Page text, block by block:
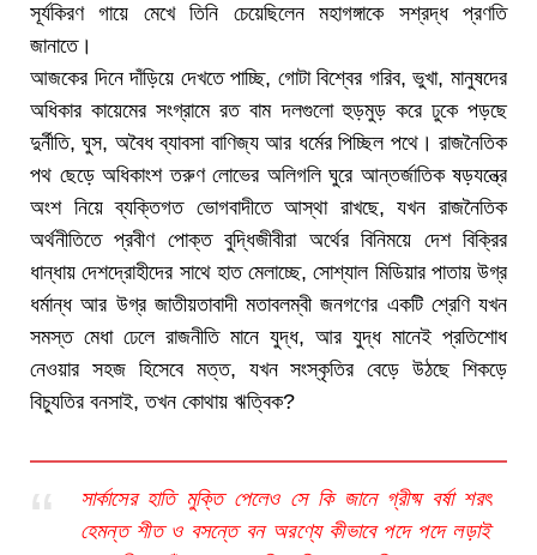
সূর্যকিরণ গায়ে মেখে তিনি চেয়েছিলেন মহাগঙ্গাকে সশ্রদ্ধ প্রণতি
জানাতে।
আজকের দিনে দাঁড়িয়ে দেখতে পাচ্ছি, গোটা বিশ্বের গরিব, ভুখা, মানুষদের
অধিকার কায়েমের সংগ্রামে রত বাম দলগুলো হুড়মুড় করে ঢুকে পড়ছে
দুর্নীতি, ঘুস, অবৈধ ব্যাবসা বাণিজ্য আর ধর্মের পিচ্ছিল পথে। রাজনৈতিক
পথ ছেড়ে অধিকাংশ তরুণ লোভের অলিগলি ঘুরে আন্তর্জাতিক ষড়যন্ত্রে
অংশ নিয়ে ব্যক্তিগত ভোগবাদীতে আস্থা রাখছে, যখন রাজনৈতিক
অর্থনীতিতে প্রবীণ পোক্ত বুদ্ধিজীবীরা অর্থের বিনিময়ে দেশ বিক্রির
ধান্ধায় দেশদ্রোহীদের সাথে হাত মেলাচ্ছে, সোশ্যাল মিডিয়ার পাতায় উগ্র
ধর্মান্ধ আর উগ্র জাতীয়তাবাদী মতাবলম্বী জনগণের একটি শ্রেণি যখন
সমস্ত মেধা ঢেলে রাজনীতি মানে যুদ্ধ, আর যুদ্ধ মানেই প্রতিশোধ
নেওয়ার সহজ হিসেবে মত্ত, যখন সংস্কৃতির বেড়ে উঠছে শিকড়ে
বিচ্যুতির বনসাই, তখন কোথায় ঋত্বিক?
সার্কাসের হাতি মুক্তি পেলেও সে কি জানে গ্রীষ্ম বর্ষা শরৎ
হেমন্ত শীত ও বসন্তে বন অরণ্যে কীভাবে পদে পদে লড়াই